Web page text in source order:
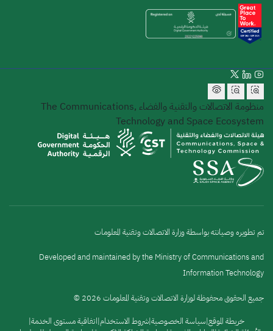
منظومة الاتصالات والتقنية والفضاء The Communications,
Technology and Space Ecosystem
تم تطويره وصيانته بواسطة وزارة الاتصالات وتقنية المعلومات
Developed and maintained by the Ministry of Communications and
Information Technology
جميع الحقوق محفوظة لوزارة الاتصالات وتقنية المعلومات 2026 ©
خريطة الموقع سياسة الخصوصية شروط الاستخدام اتفاقية مستوى الخدمة